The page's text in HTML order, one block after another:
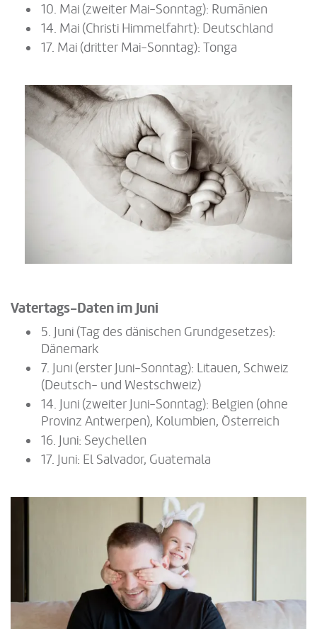
10. Mai (zweiter Mai-Sonntag): Rumänien
14. Mai (Christi Himmelfahrt): Deutschland
17. Mai (dritter Mai-Sonntag): Tonga
Vatertags-Daten im Juni
5. Juni (Tag des dänischen Grundgesetzes):
Dänemark
7. Juni (erster Juni-Sonntag): Litauen, Schweiz
(Deutsch- und Westschweiz)
14. Juni (zweiter Juni-Sonntag): Belgien (ohne
Provinz Antwerpen), Kolumbien, Österreich
16. Juni: Seychellen
17. Juni: El Salvador, Guatemala